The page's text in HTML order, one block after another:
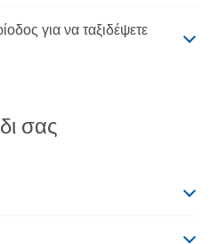
για να ταξιδέψετε
σας